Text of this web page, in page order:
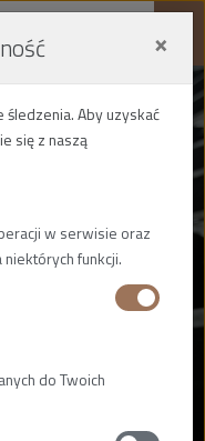
×
Aby uzyskać
się z naszą
w serwisie oraz
funkcji.
do Twoich